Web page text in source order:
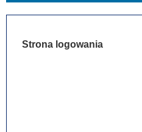
Strona logowania